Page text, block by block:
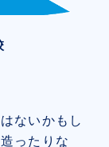
ないかもし
ったりな